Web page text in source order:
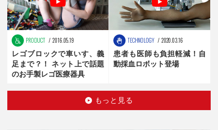
PRODUCT 2016.05.19
レゴブロックで車いす、義
足まで？！ ネット上で話題
のお手製レゴ医療器具
TECHNOLOGY 2020.03.16
患者も医師も負担軽減！自
動採血ロボット登場
もっと見る